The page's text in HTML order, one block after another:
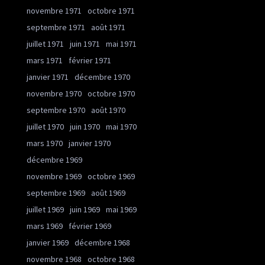
novembre 1971
octobre 1971
septembre 1971
août 1971
juillet 1971
juin 1971
mai 1971
mars 1971
février 1971
janvier 1971
décembre 1970
novembre 1970 octobre 1970
septembre 1970 août 1970
juillet 1970 juin 1970 mai 1970
mars 1970 janvier 1970
décembre 1969
novembre 1969 octobre 1969
septembre 1969 août 1969
juillet 1969 juin 1969 mai 1969
mars 1969
février 1969
janvier 1969 décembre 1968
novembre 1968
octobre 1968